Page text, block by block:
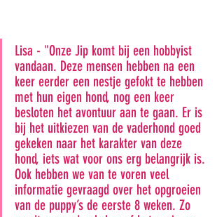
Lisa - "Onze Jip komt bij een hobbyist
vandaan. Deze mensen hebben na een
keer eerder een nestje gefokt te hebben
met hun eigen hond, nog een keer
besloten het avontuur aan te gaan. Er is
bij het uitkiezen van de vaderhond goed
gekeken naar het karakter van deze
hond, iets wat voor ons erg belangrijk is.
Ook hebben we van te voren veel
informatie gevraagd over het opgroeien
van de puppy’s de eerste 8 weken. Zo